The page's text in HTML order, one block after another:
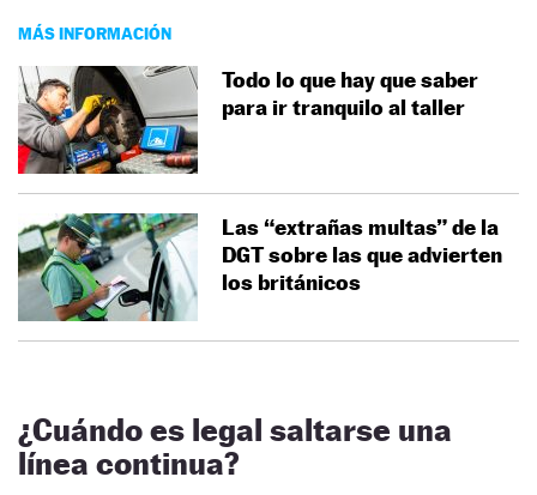
MÁS INFORMACIÓN
Todo lo que hay que saber
para ir tranquilo al taller
Las “extrañas multas” de la
DGT sobre las que advierten
los británicos
¿Cuándo es legal saltarse una
línea continua?